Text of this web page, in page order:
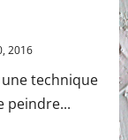
2016
technique
peindre...